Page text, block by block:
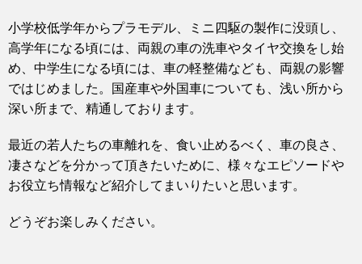
小学校低学年からプラモデル、ミニ四駆の製作に没頭し、
高学年になる頃には、両親の車の洗車やタイヤ交換をし始
め、中学生になる頃には、車の軽整備なども、両親の影響
ではじめました。国産車や外国車についても、浅い所から
深い所まで、精通しております。
最近の若人たちの車離れを、食い止めるべく、車の良さ、
凄さなどを分かって頂きたいために、様々なエピソードや
お役立ち情報など紹介してまいりたいと思います。
どうぞお楽しみください。